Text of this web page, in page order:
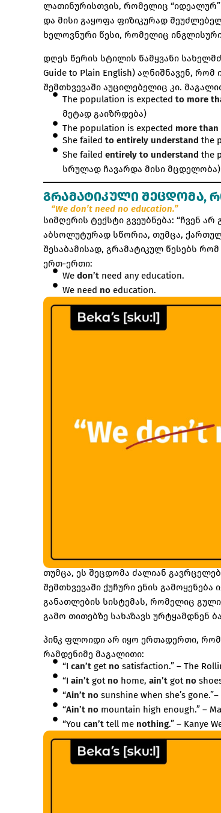
ლათინურისთვის, რომელიც “იდეალურ”
და მისი გაყოფა ფიზიკურად
ხელოვნური წესი, რომელიც
დღეს წერის სტილის წამყვანი
Guide to Plain English) აღნიშნავენ,
შემთხვევაში აუცილებელიც კი.
The population is expected to more
მეტად გაიზრდება)
The population is expected more
She failed to entirely understand the
She failed entirely to understand the
სრულად ჩავარდა მისი
ᲒᲠᲐᲛᲐᲢᲘᲙᲣᲚᲘ ᲨᲔᲪᲓᲝᲛᲐ,
“We don’t need no education.”
სიმღერის ტექსტი გვეუბნება: “ჩვენ
აბსოლუტურად სწორია, თუმცა,
შესაბამისად, გრამატიკულ წესებს
ერთ-ერთი:
We don’t need any education.
We need no education.
თუმცა, ეს შეცდომა ძალიან
შემთხვევაში ქუჩური ენის
განათლების სისტემას, რომელიც
გამო თითებზე სახაზავს ურტყამდნენ
პინკ ფლოიდი არ იყო ერთადერთი,
რამდენიმე მაგალითი:
“I can’t get no satisfaction.” – The
“I ain’t got no home, ain’t got no
“Ain’t no sunshine when she’s
“Ain’t no mountain high enough.” –
“You can’t tell me nothing.” – Kanye